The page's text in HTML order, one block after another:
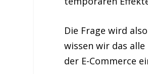
Die Frage wird
wissen wir das
der E-Commerce